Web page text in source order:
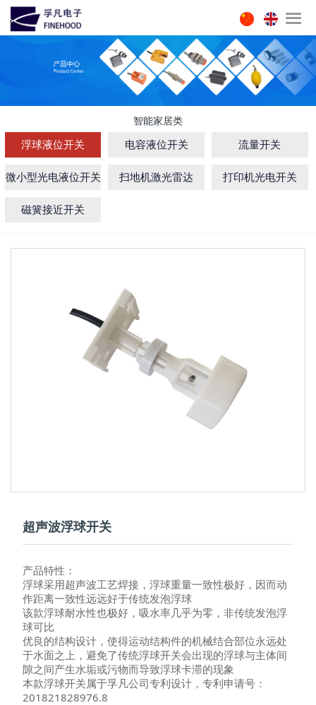
智能家居类
浮球液位开关 电容液位开关 流量开关
微小型光电液位开关 扫地机激光雷达 打印机光电开关
磁簧接近开关
超声波浮球开关
产品特性：
浮球采用超声波工艺焊接，浮球重量一致性极好，因而动
作距离一致性远远好于传统发泡浮球
该款浮球耐水性也极好，吸水率几乎为零，非传统发泡浮
球可比
优良的结构设计，使得运动结构件的机械结合部位永远处
于水面之上，避免了传统浮球开关会出现的浮球与主体间
隙之间产生水垢或污物而导致浮球卡滞的现象
本款浮球开关属于孚凡公司专利设计，专利申请号：
201821828976.8